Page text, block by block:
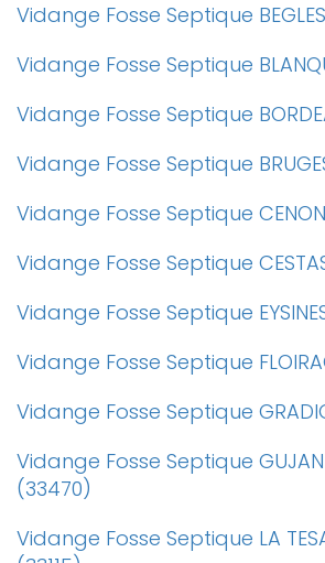
Vidange Fosse Septique
Vidange Fosse Septique
Vidange Fosse Septique
Vidange Fosse Septique
Vidange Fosse Septique
Vidange Fosse Septique
Vidange Fosse Septique
Vidange Fosse Septique
Vidange Fosse Septique
Vidange Fosse Septique GUJAN
(33470)
Vidange Fosse Septique LA